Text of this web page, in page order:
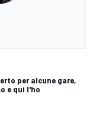
per alcune gare,
e qui l'ho